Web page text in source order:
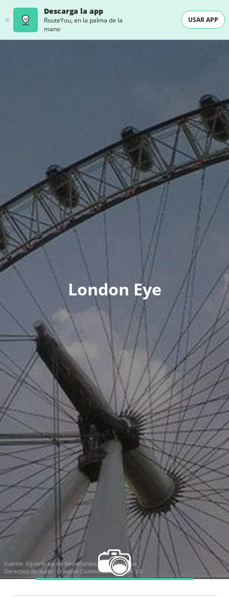
Descarga la app
RouteYou, en la palma de la
mano
USAR APP
London Eye
Fuente: Vijverln op de Nederlandstalige Wikipedia
Derechos de autor: Creative Commons CC BY-SA 3.0